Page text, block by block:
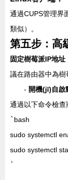
通過CUPS管理界
類似）。
第五步：高
固定樹莓派IP地址
議在路由器中為樹
- 開機(jī)自
通過以下命令檢查
` bash
sudo systemctl
sudo systemctl
`